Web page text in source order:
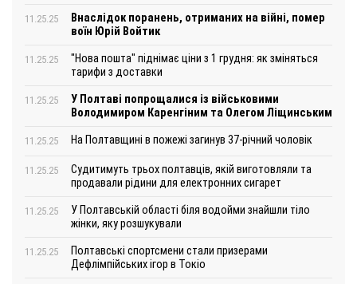
11.25.25
Внаслідок поранень, отриманих на війні, помер
воїн Юрій Войтик
11.25.25
"Нова пошта" піднімає ціни з 1 грудня: як зміняться
тарифи з доставки
11.25.25
У Полтаві попрощалися із військовими
Володимиром Каренгіним та Олегом Ліщинським
11.25.25 На Полтавщині в пожежі загинув 37-річний чоловік
11.25.25
Судитимуть трьох полтавців, якій виготовляли та
продавали рідини для електронних сигарет
11.25.25
У Полтавській області біля водойми знайшли тіло
жінки, яку розшукували
11.25.25
Полтавські спортсмени стали призерами
Дефлімпійських ігор в Токіо